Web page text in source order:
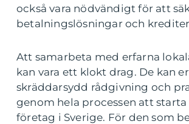
också vara nödvändigt för att
betalningslösningar och
Att samarbeta med erfarna
kan vara ett klokt drag. De kan
skräddarsydd rådgivning och
genom hela processen att
företag i Sverige. För den som